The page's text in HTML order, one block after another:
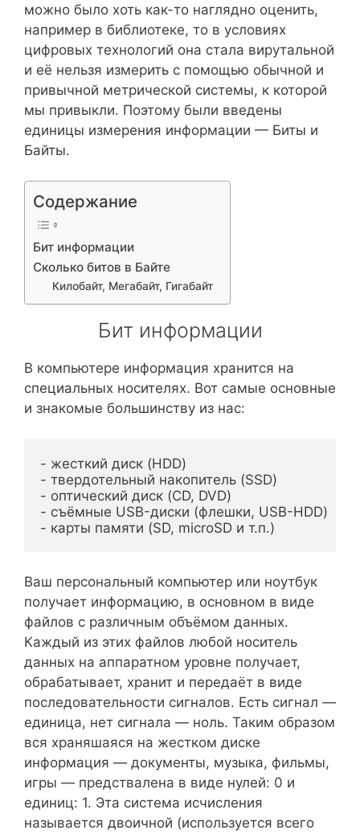
можно было хоть как-то наглядно оценить,
например в библиотеке, то в условиях
цифровых технологий она стала вирутальной
и её нельзя измерить с помощью обычной и
привычной метрической системы, к которой
мы привыкли. Поэтому были введены
единицы измерения информации — Биты и
Байты.
Содержание
Бит информации
Сколько битов в Байте
Килобайт, Мегабайт, Гигабайт
Бит информации
В компьютере информация хранится на
специальных носителях. Вот самые основные
и знакомые большинству из нас:
- жесткий диск (HDD)
- твердотельный накопитель (SSD)
- оптический диск (CD, DVD)
- съёмные USB-диски (флешки, USB-HDD)
- карты памяти (SD, microSD и т.п.)
Ваш персональный компьютер или ноутбук
получает информацию, в основном в виде
файлов с различным объёмом данных.
Каждый из этих файлов любой носитель
данных на аппаратном уровне получает,
обрабатывает, хранит и передаёт в виде
последовательности сигналов. Есть сигнал —
единица, нет сигнала — ноль. Таким образом
вся храняшаяся на жестком диске
информация — документы, музыка, фильмы,
игры — предствалена в виде нулей: 0 и
единиц: 1. Эта система исчисления
называется двоичной (используется всего